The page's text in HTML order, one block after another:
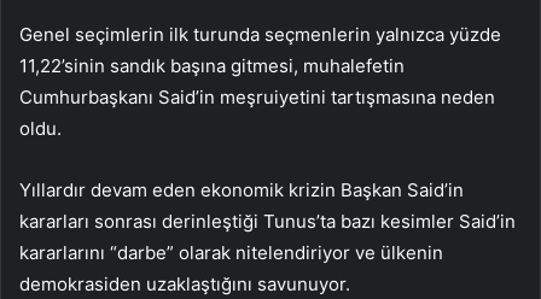
Genel seçimlerin ilk turunda seçmenlerin yalnızca yüzde
11,22’sinin sandık başına gitmesi, muhalefetin
Cumhurbaşkanı Said’in meşruiyetini tartışmasına neden
oldu.
Yıllardır devam eden ekonomik krizin Başkan Said’in
kararları sonrası derinleştiği Tunus’ta bazı kesimler Said’in
kararlarını “darbe” olarak nitelendiriyor ve ülkenin
demokrasiden uzaklaştığını savunuyor.